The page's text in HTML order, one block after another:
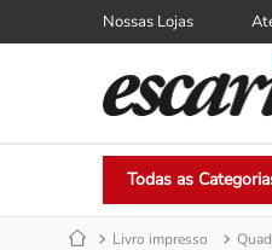
Nossas Lojas
Livro impresso